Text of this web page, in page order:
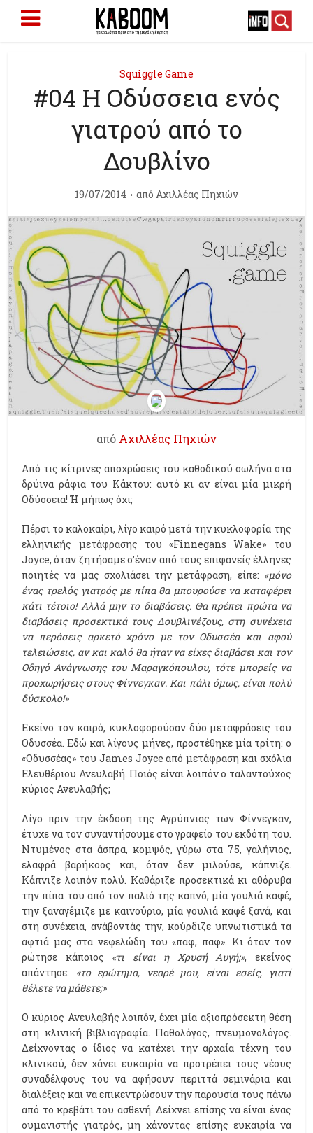
Squiggle Game
#04 Η Οδύσσεια ενός
γιατρού από το
Δουβλίνο
19/07/2014 από Αχιλλέας Πηχιών
από Αχιλλέας Πηχιών
Από τις κίτρινες αποχρώσεις του καθοδικού σωλήνα στα
δρύινα ράφια του Κάκτου: αυτό κι αν είναι μία μικρή
Οδύσσεια! Ή μήπως όχι;
Πέρσι το καλοκαίρι, λίγο καιρό μετά την κυκλοφορία της
ελληνικής μετάφρασης του «Finnegans Wake» του
Joyce, όταν ζητήσαμε σ’έναν από τους επιφανείς έλληνες
ποιητές να μας σχολιάσει την μετάφραση, είπε: «μόνο
ένας τρελός γιατρός με πίπα θα μπουρούσε να καταφέρει
κάτι τέτοιο! Αλλά μην το διαβάσεις. Θα πρέπει πρώτα να
διαβάσεις προσεκτικά τους Δουβλινέζους, στη συνέχεια
να περάσεις αρκετό χρόνο με τον Οδυσσέα και αφού
τελειώσεις, αν και καλό θα ήταν να είχες διαβάσει και τον
Οδηγό Ανάγνωσης του Μαραγκόπουλου, τότε μπορείς να
προχωρήσεις στους Φίννεγκαν. Και πάλι όμως, είναι πολύ
δύσκολο!»
Εκείνο τον καιρό, κυκλοφορούσαν δύο μεταφράσεις του
Οδυσσέα. Εδώ και λίγους μήνες, προστέθηκε μία τρίτη: ο
«Οδυσσέας» του James Joyce από μετάφραση και σχόλια
Ελευθέριου Ανευλαβή. Ποιός είναι λοιπόν ο ταλαντούχος
κύριος Ανευλαβής;
Λίγο πριν την έκδοση της Αγρύπνιας των Φίννεγκαν,
έτυχε να τον συναντήσουμε στο γραφείο του εκδότη του.
Ντυμένος στα άσπρα, κομψός, γύρω στα 75, γαλήνιος,
ελαφρά βαρήκοος και, όταν δεν μιλούσε, κάπνιζε.
Κάπνιζε λοιπόν πολύ. Καθάριζε προσεκτικά κι αθόρυβα
την πίπα του από τον παλιό της καπνό, μία γουλιά καφέ,
την ξαναγέμιζε με καινούριο, μία γουλιά καφέ ξανά, και
στη συνέχεια, ανάβοντάς την, κούρδιζε υπνωτιστικά τα
αφτιά μας στα νεφελώδη του «παφ, παφ». Κι όταν τον
ρώτησε κάποιος «τι είναι η Χρυσή Αυγή;», εκείνος
απάντησε: «το ερώτημα, νεαρέ μου, είναι εσείς, γιατί
θέλετε να μάθετε;»
Ο κύριος Ανευλαβής λοιπόν, έχει μία αξιοπρόσεκτη θέση
στη κλινική βιβλιογραφία. Παθολόγος, πνευμονολόγος.
Δείχνοντας ο ίδιος να κατέχει την αρχαία τέχνη του
κλινικού, δεν χάνει ευκαιρία να προτρέπει τους νέους
συναδέλφους του να αφήσουν περιττά σεμινάρια και
διαλέξεις και να επικεντρώσουν την παρουσία τους πάνω
από το κρεβάτι του ασθενή. Δείχνει επίσης να είναι ένας
ουμανιστής γιατρός, μη χάνοντας επίσης ευκαιρία να